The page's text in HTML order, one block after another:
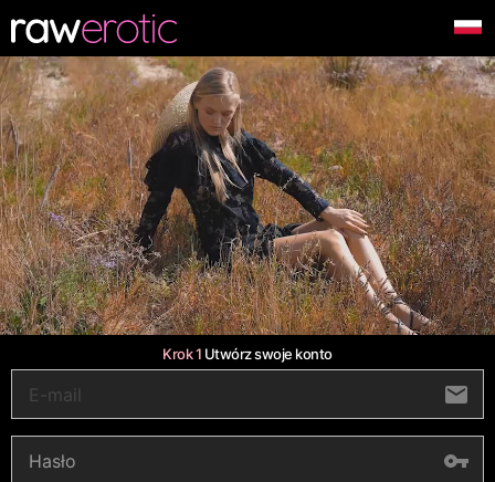
Krok 1 Utwórz swoje konto